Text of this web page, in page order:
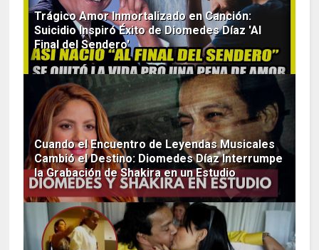
Trágico Amor Inmortalizado en Canción:
Suicidio Inspiró Éxito de Diomedes Díaz 'Al
Final del Sendero'
Cuando el Encuentro de Leyendas Musicales
Cambió el Destino: Diomedes Díaz Interrumpe
la Grabación de Shakira en un Estudio